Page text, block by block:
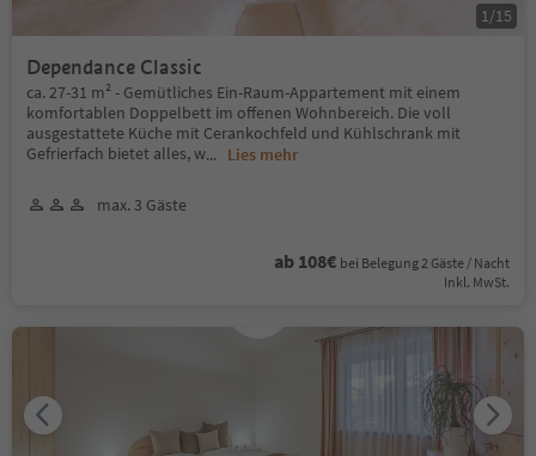
Dependance Classic
ca. 27-31 m² - Gemütliches Ein-Raum-Appartement mit einem
komfortablen Doppelbett im offenen Wohnbereich. Die voll
ausgestattete Küche mit Cerankochfeld und Kühlschrank mit
Gefrierfach bietet alles, w... Lies mehr
max. 3 Gäste
ab 108€ bei Belegung 2 Gäste / Nacht
Inkl. MwSt.
1 /15